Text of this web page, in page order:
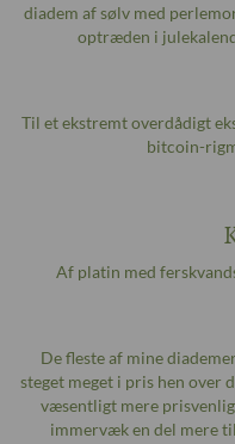
diadem af sølv med
optræden i
Til et ekstremt overdådigt
bitcoin-
Af platin med
De fleste af mine
steget meget i pris hen over
væsentligt mere
immervæk en del mere